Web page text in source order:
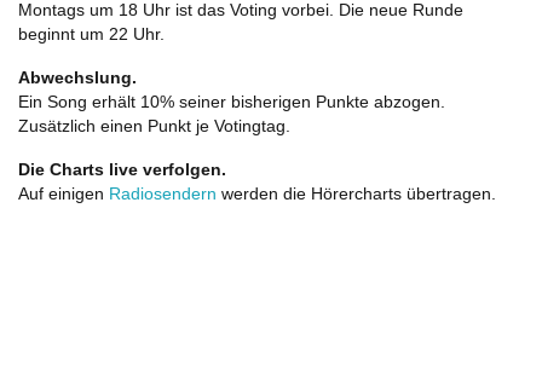
Montags um 18 Uhr ist das Voting vorbei. Die neue Runde
beginnt um 22 Uhr.
Abwechslung.
Ein Song erhält 10% seiner bisherigen Punkte abzogen.
Zusätzlich einen Punkt je Votingtag.
Die Charts live verfolgen.
Auf einigen Radiosendern werden die Hörercharts übertragen.